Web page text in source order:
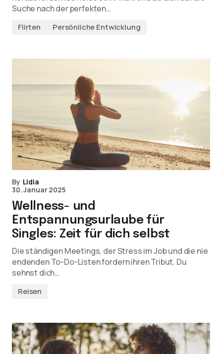
Suche nach der perfekten…
Flirten Persönliche Entwicklung
By Lidia
30. Januar 2025
Wellness- und
Entspannungsurlaube für
Singles: Zeit für dich selbst
Die ständigen Meetings, der Stress im Job und die nie
endenden To-Do-Listen fordern ihren Tribut. Du
sehnst dich…
Reisen